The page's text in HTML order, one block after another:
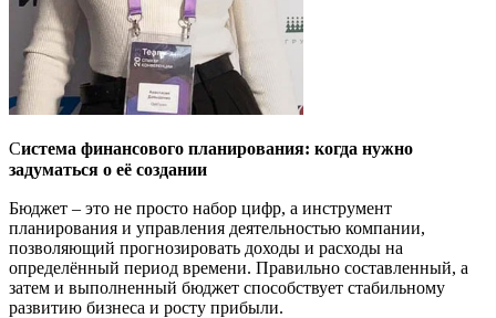
Система финансового планирования: когда нужно
задуматься о её создании
Бюджет – это не просто набор цифр, а инструмент
планирования и управления деятельностью компании,
позволяющий прогнозировать доходы и расходы на
определённый период времени. Правильно составленный, а
затем и выполненный бюджет способствует стабильному
развитию бизнеса и росту прибыли.